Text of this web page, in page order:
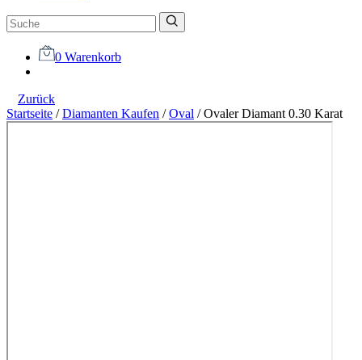
0 Warenkorb
Zurück
Startseite /Diamanten Kaufen /Oval /Ovaler Diamant 0.30 Karat